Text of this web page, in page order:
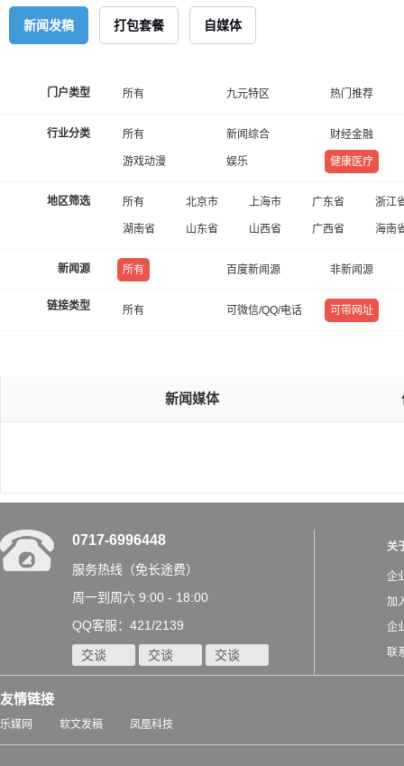
新闻发稿 打包套餐 自媒体
门户类型 所有 九元特区 热门推荐
行业分类 所有 新闻综合 财经金融
游戏动漫 娱乐 健康医疗
地区筛选 所有 北京市 上海市 广东省 浙江
湖南省 山东省 山西省 广西省 海南
新闻源 所有 百度新闻源 非新闻源
链接类型 所有 可微信/QQ/电话 可带网址
新闻媒体
0717-6996448
服务热线（免长途费）
周一到周六 9:00 - 18:00
QQ客服：421/2139
交谈 交谈 交谈
关
企
加
企
联
友情链接
乐媒网 软文发稿 凤凰科技